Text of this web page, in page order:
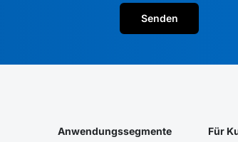
Senden
Anwendungssegmente
Für